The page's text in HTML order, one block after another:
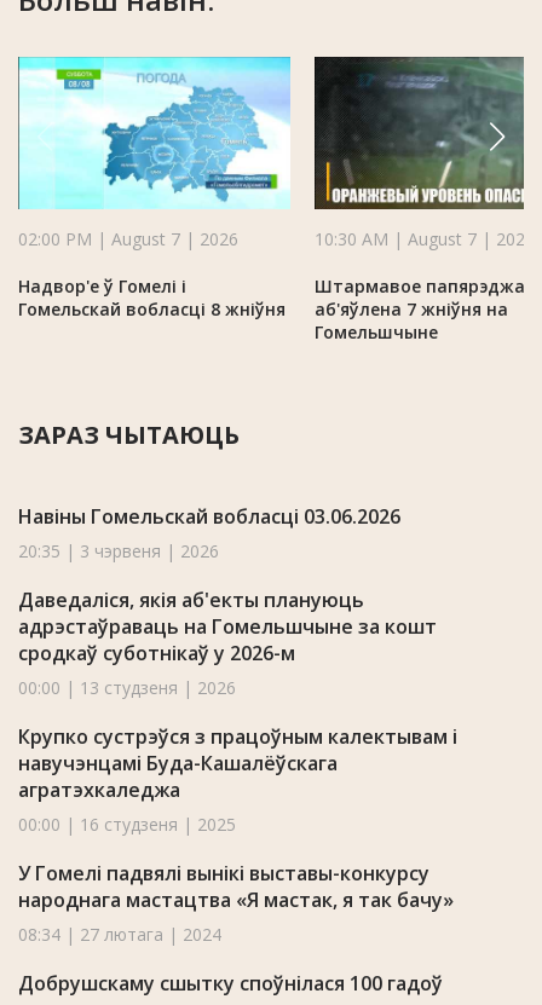
02:00 PM | August 7 | 2026
Надвор'е ў Гомелі і
Гомельскай вобласці 8 жніўня
10:30 AM | August 7 | 2026
Штармавое
аб'яўлена 7 жніўня на
Гомельшчыне
ЗАРАЗ ЧЫТАЮЦЬ
Навіны Гомельскай вобласці 03.06.2026
20:35 | 3 чэрвеня | 2026
Даведаліся, якія аб'екты плануюць
адрэстаўраваць на Гомельшчыне за кошт
сродкаў суботнікаў у 2026-м
00:00 | 13 студзеня | 2026
Крупко сустрэўся з працоўным калектывам і
навучэнцамі Буда-Кашалёўскага
агратэхкаледжа
00:00 | 16 студзеня | 2025
У Гомелі падвялі вынікі выставы-конкурсу
народнага мастацтва «Я мастак, я так бачу»
08:34 | 27 лютага | 2024
Добрушскаму сшытку споўнілася 100 гадоў